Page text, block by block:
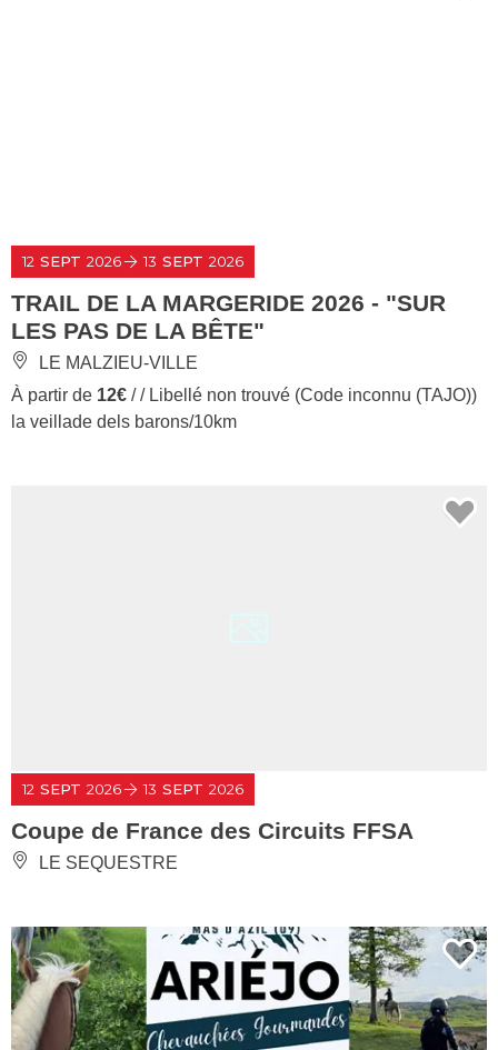
12 SEPT 2026 13 SEPT 2026
TRAIL DE LA MARGERIDE 2026 - "SUR
LES PAS DE LA BÊTE"
LE MALZIEU-VILLE
À partir de 12€ / / Libellé non trouvé (Code inconnu (TAJO))
la veillade dels barons/10km
12 SEPT 2026 13 SEPT 2026
Coupe de France des Circuits FFSA
LE SEQUESTRE